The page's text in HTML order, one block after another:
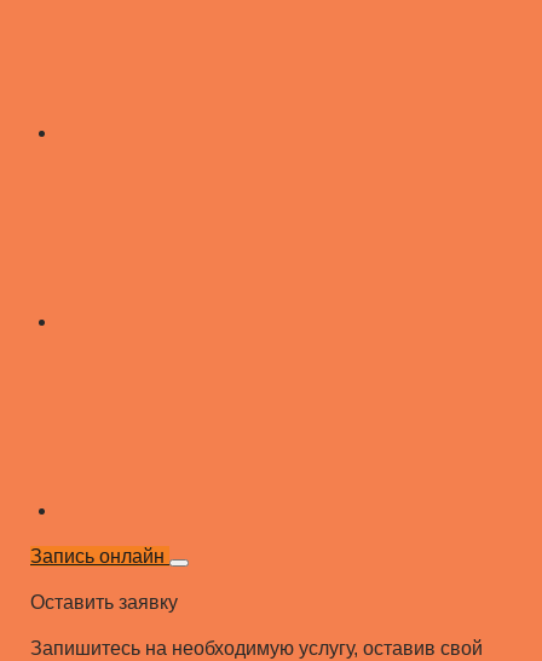
Запись онлайн
Оставить заявку
Запишитесь на необходимую услугу, оставив свой